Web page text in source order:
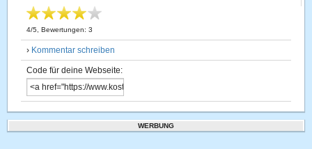
4/5 , Bewertungen:3
› Kommentar schreiben
Code für deine Webseite:
WERBUNG